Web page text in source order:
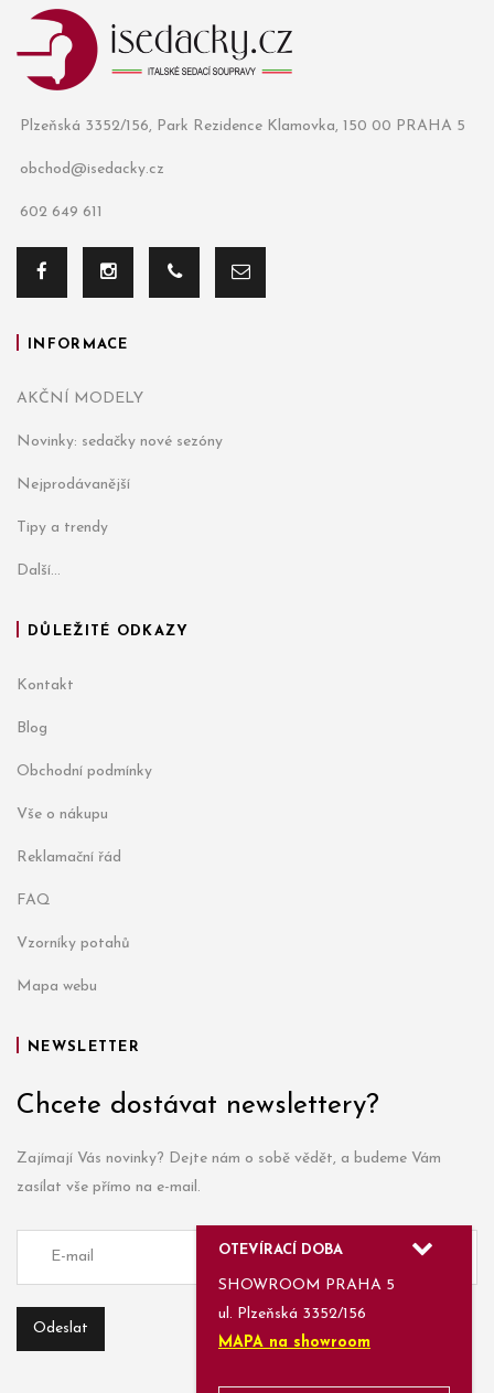
Plzeňská 3352/156, Park Rezidence Klamovka, 150 00 PRAHA 5
obchod@isedacky.cz
602 649 611
INFORMACE
AKČNÍ MODELY
Novinky: sedačky nové sezóny
Nejprodávanější
Tipy a trendy
Další...
DŮLEŽITÉ ODKAZY
Kontakt
Blog
Obchodní podmínky
Vše o nákupu
Reklamační řád
FAQ
Vzorníky potahů
Mapa webu
NEWSLETTER
Chcete dostávat newslettery?
Zajímají Vás novinky? Dejte nám o sobě vědět, a budeme Vám
zasílat vše přímo na e-mail.
OTEVÍRACÍ DOBA
SHOWROOM PRAHA 5
ul. Plzeňská 3352/156
MAPA na showroom